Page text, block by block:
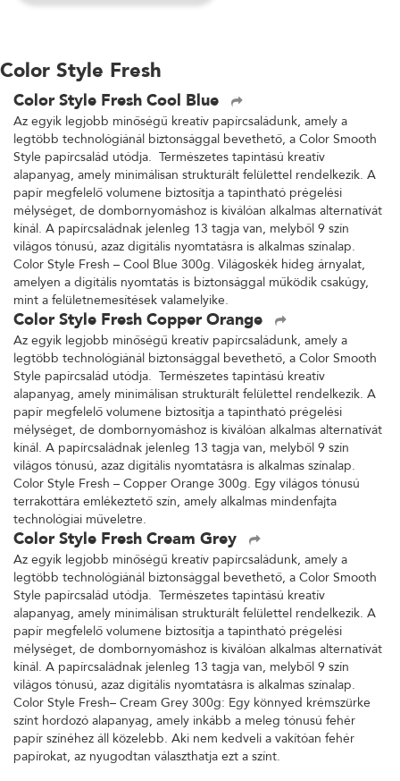
Color Style Fresh
Color Style Fresh Cool Blue
Az egyik legjobb minőségű kreatív papírcsaládunk, amely a
legtöbb technológiánál biztonsággal bevethető, a Color Smooth
Style papírcsalád utódja. Természetes tapintású kreatív
alapanyag, amely minimálisan strukturált felülettel rendelkezik. A
papír megfelelő volumene biztosítja a tapintható prégelési
mélységet, de dombornyomáshoz is kiválóan alkalmas alternatívát
kínál. A papírcsaládnak jelenleg 13 tagja van, melyből 9 szín
világos tónusú, azaz digitális nyomtatásra is alkalmas színalap.
Color Style Fresh – Cool Blue 300g. Világoskék hideg árnyalat,
amelyen a digitális nyomtatás is biztonsággal működik csakúgy,
mint a felületnemesítések valamelyike.
Color Style Fresh Copper Orange
Az egyik legjobb minőségű kreatív papírcsaládunk, amely a
legtöbb technológiánál biztonsággal bevethető, a Color Smooth
Style papírcsalád utódja. Természetes tapintású kreatív
alapanyag, amely minimálisan strukturált felülettel rendelkezik. A
papír megfelelő volumene biztosítja a tapintható prégelési
mélységet, de dombornyomáshoz is kiválóan alkalmas alternatívát
kínál. A papírcsaládnak jelenleg 13 tagja van, melyből 9 szín
világos tónusú, azaz digitális nyomtatásra is alkalmas színalap.
Color Style Fresh – Copper Orange 300g. Egy világos tónusú
terrakottára emlékeztető szín, amely alkalmas mindenfajta
technológiai műveletre.
Color Style Fresh Cream Grey
Az egyik legjobb minőségű kreatív papírcsaládunk, amely a
legtöbb technológiánál biztonsággal bevethető, a Color Smooth
Style papírcsalád utódja. Természetes tapintású kreatív
alapanyag, amely minimálisan strukturált felülettel rendelkezik. A
papír megfelelő volumene biztosítja a tapintható prégelési
mélységet, de dombornyomáshoz is kiválóan alkalmas alternatívát
kínál. A papírcsaládnak jelenleg 13 tagja van, melyből 9 szín
világos tónusú, azaz digitális nyomtatásra is alkalmas színalap.
Color Style Fresh– Cream Grey 300g: Egy könnyed krémszürke
színt hordozó alapanyag, amely inkább a meleg tónusú fehér
papír színéhez áll közelebb. Aki nem kedveli a vakítóan fehér
papírokat, az nyugodtan választhatja ezt a színt.